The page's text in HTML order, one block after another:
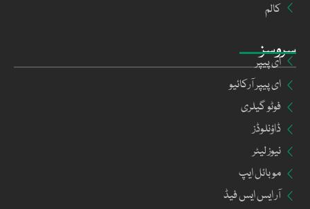
سروسز
ای پیپر
ای پیپر آرکائیو
فوٹو گیلری
ڈاؤنلوڈز
نیوز لیٹر
موبائل ایپ
آر ایس ایس فیڈ
کالم